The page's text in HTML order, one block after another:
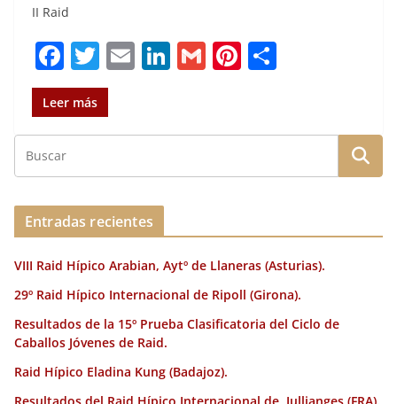
II Raid
F
a
c
e
b
o
o
k
T
w
it
te
r
E
l
Li
e
dI
G
l
Pi
re
st
p
a
ir
Leer más
Entradas recientes
VIII Raid Hípico Arabian, Aytº de Llaneras (Asturias).
29º Raid Hípico Internacional de Ripoll (Girona).
Resultados de la 15º Prueba Clasificatoria del Ciclo de
Caballos Jóvenes de Raid.
Raid Hípico Eladina Kung (Badajoz).